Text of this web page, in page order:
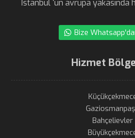
İstanbul ‘un avrupa
Bize
Hizmet
Bahçelievler